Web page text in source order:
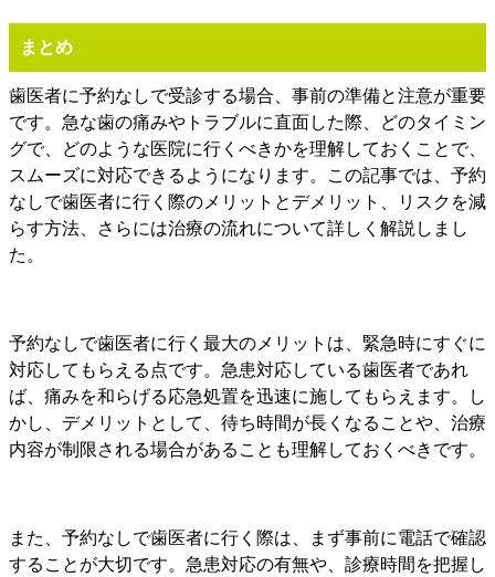
まとめ
歯医者に予約なしで受診する場合、事前の準備と注意が重要
です。急な歯の痛みやトラブルに直面した際、どのタイミン
グで、どのような医院に行くべきかを理解しておくことで、
スムーズに対応できるようになります。この記事では、予約
なしで歯医者に行く際のメリットとデメリット、リスクを減
らす方法、さらには治療の流れについて詳しく解説しまし
た。
予約なしで歯医者に行く最大のメリットは、緊急時にすぐに
対応してもらえる点です。急患対応している歯医者であれ
ば、痛みを和らげる応急処置を迅速に施してもらえます。し
かし、デメリットとして、待ち時間が長くなることや、治療
内容が制限される場合があることも理解しておくべきです。
また、予約なしで歯医者に行く際は、まず事前に電話で確認
することが大切です。急患対応の有無や、診療時間を把握し